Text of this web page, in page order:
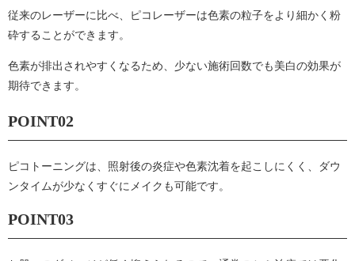
従来のレーザーに比べ、ピコレーザーは色素の粒子をより細かく粉
砕することができます。
色素が排出されやすくなるため、少ない施術回数でも美白の効果が
期待できます。
POINT02
ピコトーニングは、照射後の炎症や色素沈着を起こしにくく、ダウ
ンタイムが少なくすぐにメイクも可能です。
POINT03